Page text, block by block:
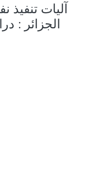
آليات تنفيذ
الجزائر :